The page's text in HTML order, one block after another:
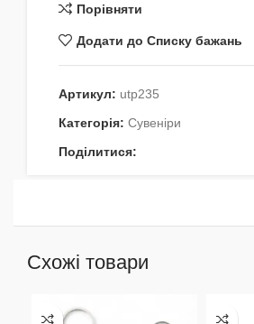
Порівняти
Додати до Списку бажань
Артикул: utp235
Категорія: Сувеніри
Поділитися:
Схожі товари